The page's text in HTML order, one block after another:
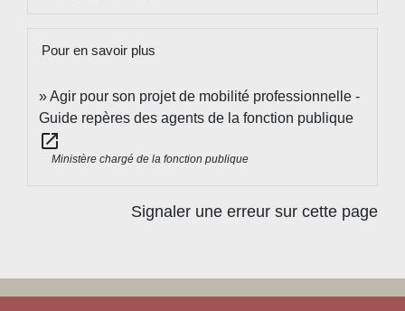
Pour en savoir plus
Agir pour son projet de mobilité professionnelle -
Guide repères des agents de la fonction publique
open_in_new
Ministère chargé de la fonction publique
Signaler une erreur sur cette page